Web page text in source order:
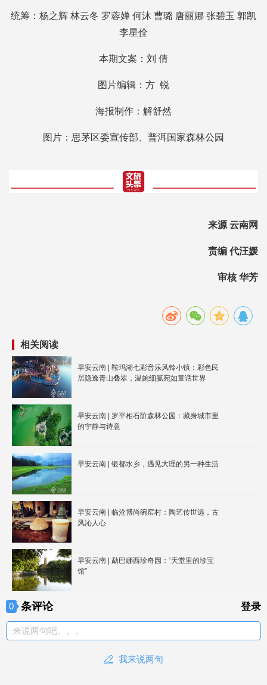
统筹：杨之辉 林云冬 罗蓉婵 何沐 曹璐 唐丽娜 张碧玉 郭凯
李星佺
本期文案：刘 倩
图片编辑：方 锐
海报制作：解舒然
图片：思茅区委宣传部、普洱国家森林公园
来源 云南网
责编 代汪媛
审核 华芳
相关阅读
早安云南 | 鞍玛湖七彩音乐风铃小镇：彩色民
居隐逸青山叠翠，温婉细腻宛如童话世界
早安云南 | 罗平相石阶森林公园：藏身城市里
的宁静与诗意
早安云南 | 银都水乡，遇见大理的另一种生活
早安云南 | 临沧博尚碗窑村：陶艺传世远，古
风沁人心
早安云南 | 勐巴娜西珍奇园：“天堂里的珍宝
馆”
0 条评论 登录
来说两句吧。。。
我来说两句